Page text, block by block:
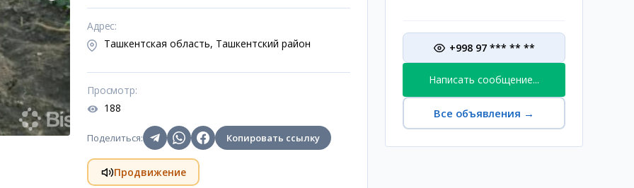
Адрес:
Ташкентская область, Ташкентский район
Просмотр:
188
Поделиться: Копировать ссылку
Продвижение
+998 97 *** ** **
Написать сообщение...
Все объявления →